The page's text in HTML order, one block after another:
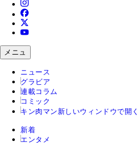
メニュ
ニュース
グラビア
連載コラム
コミック
キン肉マン 新しいウィンドウで開く
新着
エンタメ